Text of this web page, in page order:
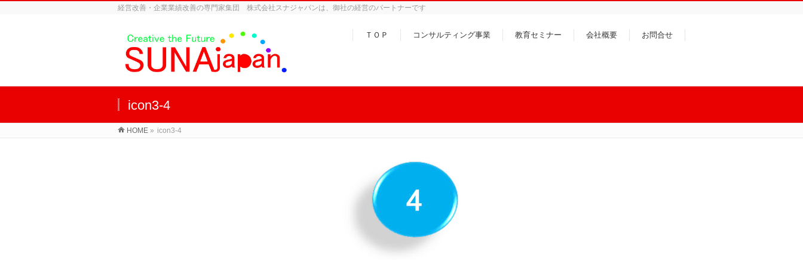
経営改善・企業業績改善の専門家集団 株式会社スナジャパンは、御社の経営のパートナーです
ＴＯＰ コンサルティング事業 教育セミナー 会社概要 お問合せ
icon3-4
HOME » icon3-4